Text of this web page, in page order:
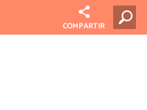
COMPARTIR